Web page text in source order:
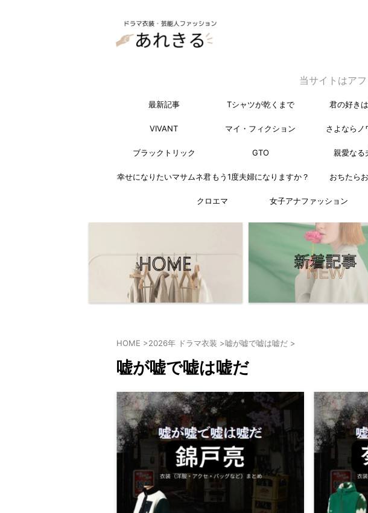
当サイトはア
最新記事 Tシャツが乾くまで 君の好き
VIVANT マイ・フィクション さよならノ
ブラックトリック GTO 親愛なる
幸せになりたいマサムネ君 もう1度夫婦になりますか？ おちたら
クロエマ 女子アナファッション
HOME >2026年 ドラマ衣装 >嘘が嘘で嘘は嘘だ >
嘘が嘘で嘘は嘘だ